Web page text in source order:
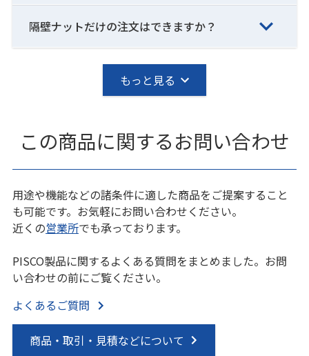
隔壁ナットだけの注文はできますか？
もっと見る
この商品に関するお問い合わせ
用途や機能などの諸条件に適した商品をご提案すること
も可能です。お気軽にお問い合わせください。
近くの営業所でも承っております。
PISCO製品に関するよくある質問をまとめました。お問
い合わせの前にご覧ください。
よくあるご質問
商品・取引・見積などについて